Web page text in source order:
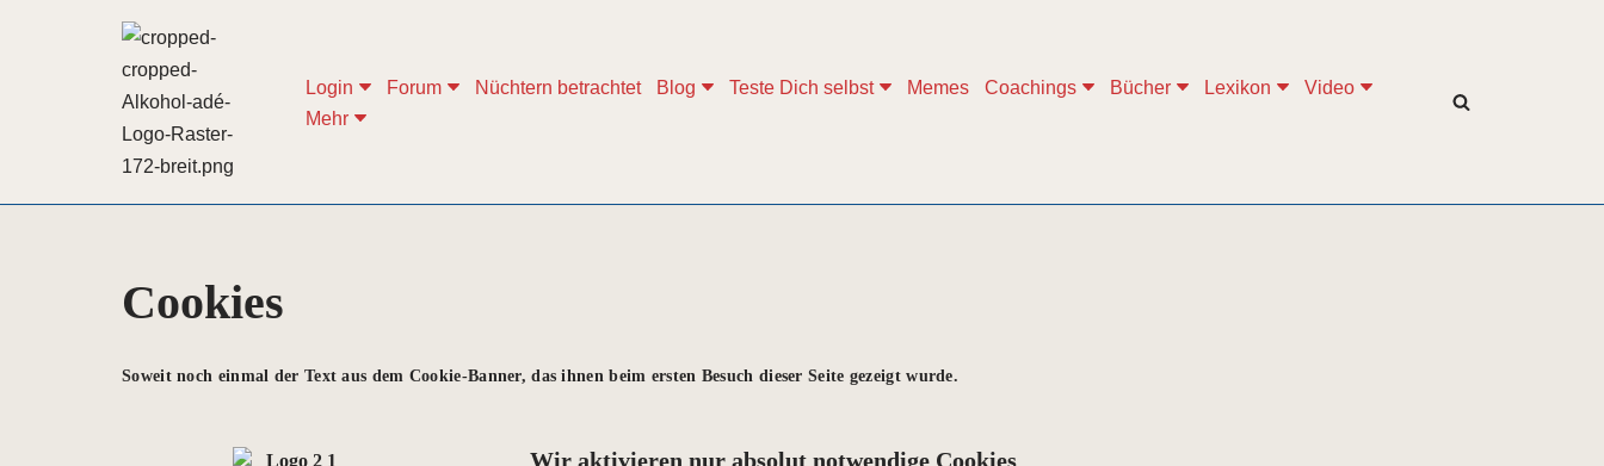
Login Forum Nüchtern betrachtet Blog Teste Dich selbst Memes Coachings Bücher Lexikon
Video
Mehr
Cookies
Soweit noch einmal der Text aus dem Cookie-Banner, das ihnen beim ersten Besuch dieser Seite gezeigt wurde.
Wir aktivieren nur absolut notwendige Cookies